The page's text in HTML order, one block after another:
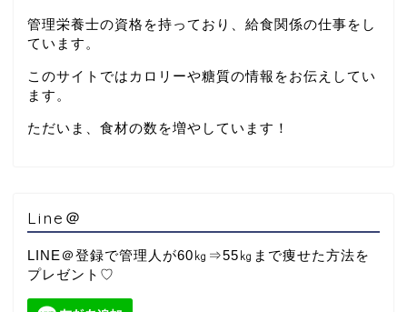
管理栄養士の資格を持っており、給食関係の仕事をし
ています。
このサイトではカロリーや糖質の情報をお伝えしてい
ます。
ただいま、食材の数を増やしています！
Line＠
LINE＠登録で管理人が60㎏⇒55㎏まで痩せた方法を
プレゼント♡